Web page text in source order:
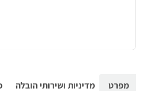
מפרט מדיניות ושירותי הובלה